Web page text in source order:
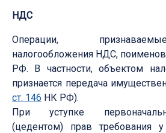
НДС
Операции,
налогообложения НДС,
РФ. В частности, объектом
признается передача
ст. 146 НК РФ).
При уступке
(цедентом) прав требования